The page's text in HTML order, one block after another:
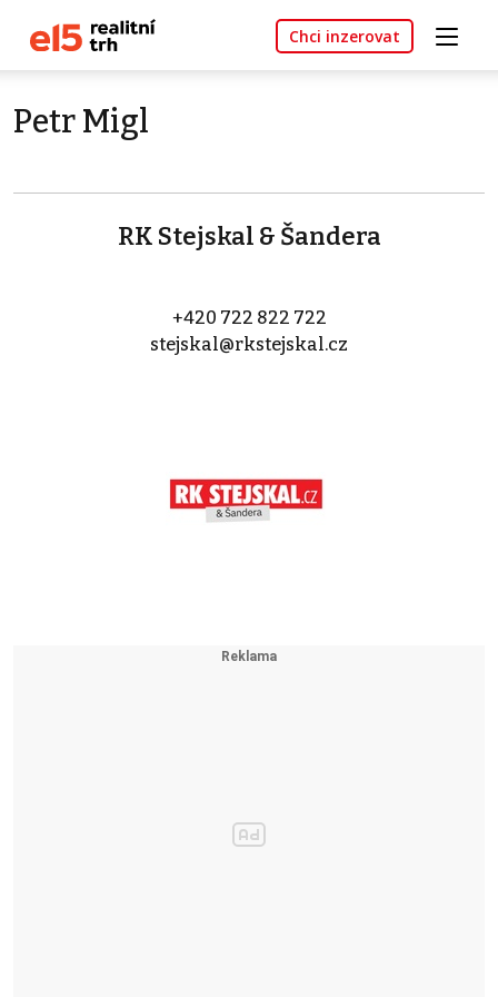
Chci inzerovat
Petr Migl
RK Stejskal & Šandera
+420 722 822 722
stejskal@rkstejskal.cz